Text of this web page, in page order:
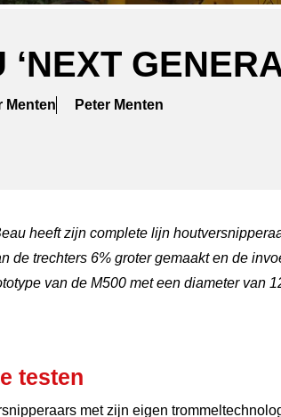
Menten Peter Menten
heeft zijn complete lijn
de trechters 6% groter gemaakt en de
van de M500 met een diameter van
testen
met zijn eigen